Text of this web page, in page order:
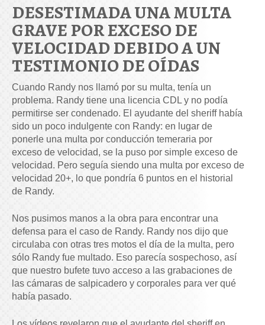
DESESTIMADA UNA MULTA
GRAVE POR EXCESO DE
VELOCIDAD DEBIDO A UN
TESTIMONIO DE OÍDAS
Cuando Randy nos llamó por su multa, tenía un
problema. Randy tiene una licencia CDL y no podía
permitirse ser condenado. El ayudante del sheriff había
sido un poco indulgente con Randy: en lugar de
ponerle una multa por conducción temeraria por
exceso de velocidad, se la puso por simple exceso de
velocidad. Pero seguía siendo una multa por exceso de
velocidad 20+, lo que pondría 6 puntos en el historial
de Randy.
Nos pusimos manos a la obra para encontrar una
defensa para el caso de Randy. Randy nos dijo que
circulaba con otras tres motos el día de la multa, pero
sólo Randy fue multado. Eso parecía sospechoso, así
que nuestro bufete tuvo acceso a las grabaciones de
las cámaras de salpicadero y corporales para ver qué
había pasado.